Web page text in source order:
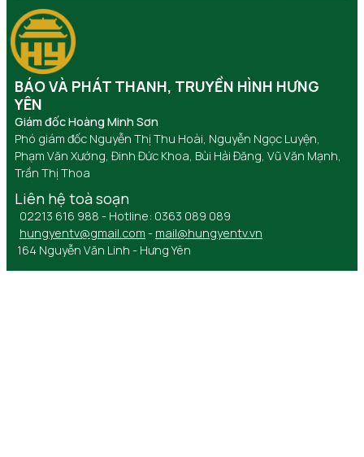
BÁO VÀ PHÁT THANH, TRUYỀN HÌNH HƯNG
YÊN
Giám đốc Hoàng Minh Sơn
Phó giám đốc Nguyễn Thị Thu Hoài, Nguyễn Ngọc Luyện,
Phạm Văn Xướng, Đinh Đức Khoa, Bùi Hải Đăng, Vũ Văn Mạnh,
Trần Thị Thoa
Liên hệ toà soạn
02213 616 988 - Hotline: 0363 089 089
hungyentv@gmail.com - mail@hungyentv.vn
164 Nguyễn Văn Linh - Hưng Yên